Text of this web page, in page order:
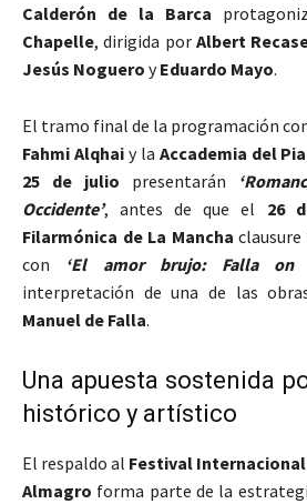
Calderón de la Barca
Chapelle, dirigida por Albert
Jesús Noguero yEduardo Mayo.
El tramo final de la programación
Fahmi Alqhaiy la Accademia del
25 de julio presentarán
Occidente’, antes de que el 26
Filarmónica de La Mancha
con
‘El amor brujo: Falla on
interpretación de una de las
Manuel de Falla.
Una apuesta sostenida
histórico y artístico
El respaldo al Festival
Almagro forma parte de la